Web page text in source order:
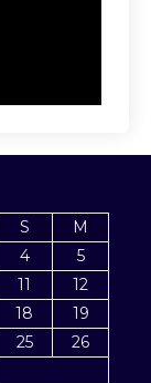
S
M
4
5
11
12
18
19
25
26